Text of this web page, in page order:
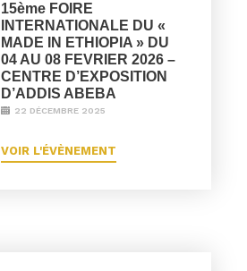
15ème FOIRE
INTERNATIONALE DU «
MADE IN ETHIOPIA » DU
04 AU 08 FEVRIER 2026 –
CENTRE D’EXPOSITION
D’ADDIS ABEBA
22 DÉCEMBRE 2025
VOIR L'ÉVÈNEMENT